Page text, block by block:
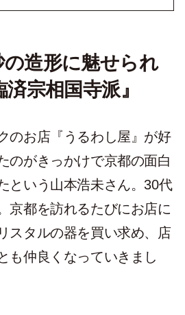
造形に魅せられ
宗相国寺派』
のお店『うるわし屋』が好
のがきっかけで京都の面白
という山本浩未さん。30代
京都を訪れるたびにお店に
スタルの器を買い求め、店
も仲良くなっていきまし